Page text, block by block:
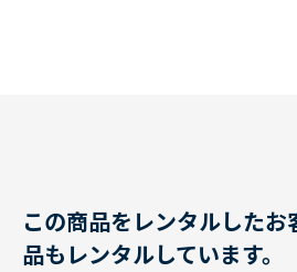
この商品をレンタルした
品もレンタルしています。